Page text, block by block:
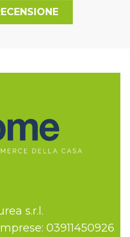
s.r.l.
03911450926